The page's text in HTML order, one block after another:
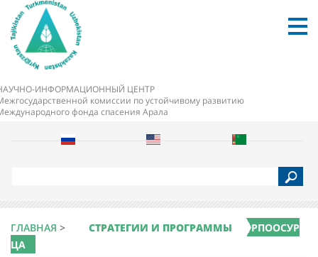
ИНФОРМАЦИОННЫЙ ЦЕНТР
комиссии по устойчивому развитию
фонда спасения Арала
r
h
ГЛАВНАЯ > СТРАТЕГИИ И ПРОГРАММЫ
РПООСУР
ЦА